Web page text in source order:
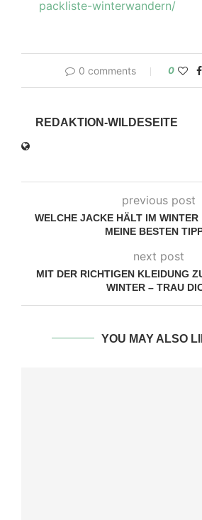
packliste-winterwandern/
0 comments 0
REDAKTION-WILDESEITE
previous post
WELCHE JACKE HÄLT IM WINTER
MEINE BESTEN
next post
MIT DER RICHTIGEN KLEIDUNG
WINTER – TRAU
YOU MAY ALSO